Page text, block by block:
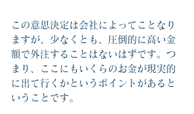
この意思決定は会社によってことなり
ますが、少なくとも、圧倒的に高い金
額で外注することはないはずです。つ
まり、ここにもいくらのお金が現実的
に出て行くかというポイントがあると
いうことです。